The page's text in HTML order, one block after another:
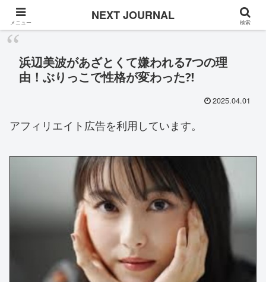
Once in a while
浜辺美波があざとくて嫌われる7つの理
由！ぶりっこで性格が変わった⁈
2025.04.01
アフィリエイト広告を利用しています。
メニュー NEXT JOURNAL 検索